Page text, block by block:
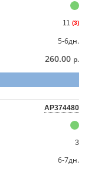
11 (3)
5-6дн.
260.00 р.
AP374480
3
6-7дн.